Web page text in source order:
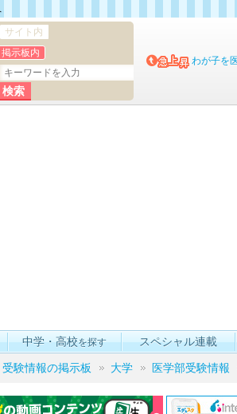
サイト内
掲示板内
わが子を
中学・高校を探す スペシャル連載
受験情報の掲示板 大学 医学部受験情報